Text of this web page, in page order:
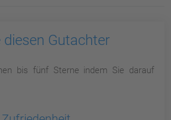
diesen Gutachter
bis fünf Sterne indem Sie darauf